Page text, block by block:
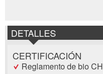
DETALLES
CERTIFICACIÓN
Reglamento de bio CH